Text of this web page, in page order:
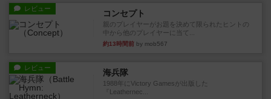
レビュー コンセプト
親のプレイヤーがお題を決めて限られたヒントの
中から他のプレイヤーに当て...
約13時間前 by mob567
レビュー 海兵隊
1988年にVictory Gamesが出版した
『Leathernec...